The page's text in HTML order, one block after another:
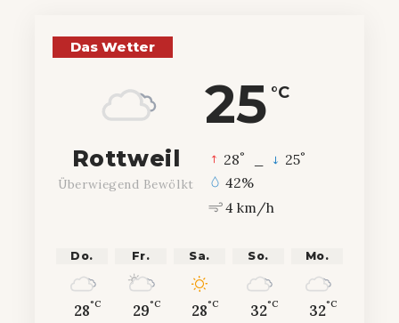
Das Wetter
25 °C
Rottweil
Überwiegend Bewölkt
28° 25°
42%
4 km/h
Do.
28°C
Fr.
29°C
Sa.
28°C
So.
32°C
Mo.
32°C